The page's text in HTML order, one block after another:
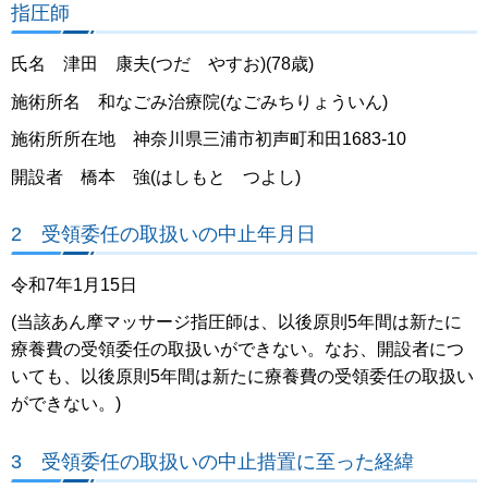
指圧師
氏名 津田 康夫(つだ やすお)(78歳)
施術所名 和なごみ治療院(なごみちりょういん)
施術所所在地 神奈川県三浦市初声町和田1683-10
開設者 橋本 強(はしもと つよし)
2 受領委任の取扱いの中止年月日
令和7年1月15日
(当該あん摩マッサージ指圧師は、以後原則5年間は新たに
療養費の受領委任の取扱いができない。なお、開設者につ
いても、以後原則5年間は新たに療養費の受領委任の取扱い
ができない。)
3 受領委任の取扱いの中止措置に至った経緯